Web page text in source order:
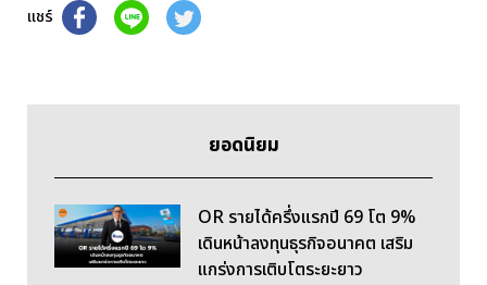
แชร์
ยอดนิยม
OR รายได้ครึ่งแรกปี 69 โต 9%
เดินหน้าลงทุนธุรกิจอนาคต เสริม
แกร่งการเติบโตระยะยาว